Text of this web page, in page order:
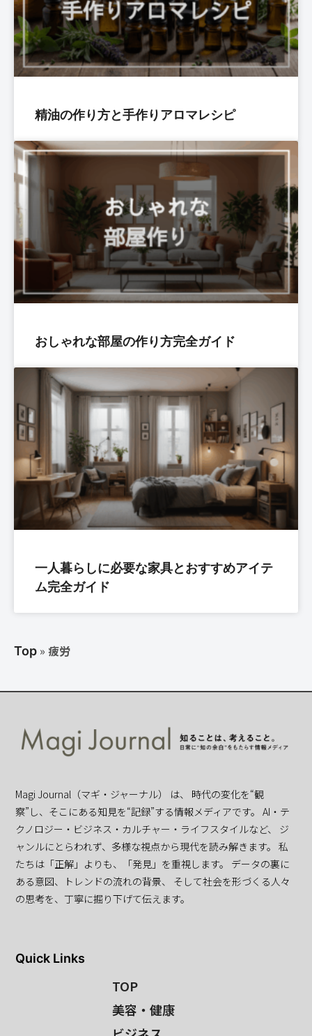
精油の作り方と手作りアロマレシピ
おしゃれな部屋の作り方完全ガイド
一人暮らしに必要な家具とおすすめアイテ
ム完全ガイド
Top » 疲労
Magi Journal（マギ・ジャーナル） は、 時代の変化を“観
察”し、そこにある知見を“記録”する情報メディアです。 AI・テ
クノロジー・ビジネス・カルチャー・ライフスタイルなど、 ジ
ャンルにとらわれず、多様な視点から現代を読み解きます。 私
たちは「正解」よりも、「発見」を重視します。 データの裏に
ある意図、トレンドの流れの背景、 そして社会を形づくる人々
の思考を、丁寧に掘り下げて伝えます。
Quick Links
TOP
美容・健康